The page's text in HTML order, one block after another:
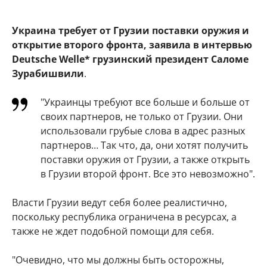
Украина требует от Грузии поставки оружия и
открытие второго фронта, заявила в интервью
Deutsche Welle* грузинский президент Саломе
Зурабишвили.
"Украинцы требуют все больше и больше от
своих партнеров, не только от Грузии. Они
использовали грубые слова в адрес разных
партнеров… Так что, да, они хотят получить
поставки оружия от Грузии, а также открыть
в Грузии второй фронт. Все это невозможно".
Власти Грузии ведут себя более реалистично,
поскольку республика ограничена в ресурсах, а
также не ждет подобной помощи для себя.
"Очевидно, что мы должны быть осторожны,